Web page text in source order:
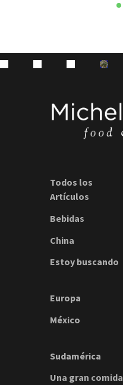
Todos los
Artículos
Bebidas
China
Estoy buscando
Europa
México
Sudamérica
Una gran comida